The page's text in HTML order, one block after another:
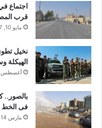
اجتماع
قرب
مايو 10, 2017
نخيل
الهيكلة
أغسطس 23, 2016
بالصور..
فى الخط
مارس 14, 2017